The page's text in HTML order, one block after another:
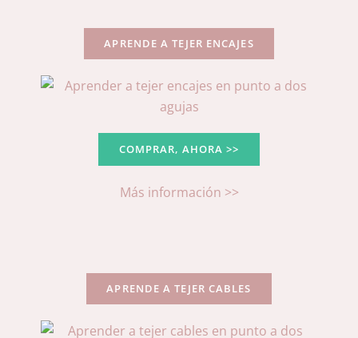
APRENDE A TEJER ENCAJES
COMPRAR, AHORA >>
Más información >>
APRENDE A TEJER CABLES